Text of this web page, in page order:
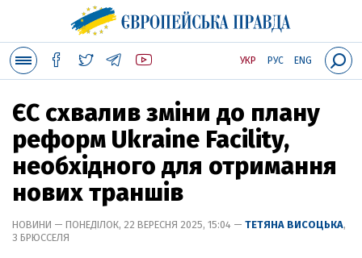
УКР РУС ENG
ЄС схвалив зміни до плану
реформ Ukraine Facility,
необхідного для отримання
нових траншів
НОВИНИ — ПОНЕДІЛОК, 22 ВЕРЕСНЯ 2025, 15:04 — ТЕТЯНА ВИСОЦЬКА,
З БРЮССЕЛЯ